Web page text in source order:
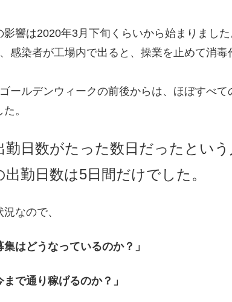
響は2020年3月下旬くらいから始まりました
感染者が工場内で出ると、操業を止めて消
ールデンウィークの前後からは、ほぼすべ
。
勤日数がたった数日だったという
勤日数は5日間だけでした。
なので、
集はどうなっているのか？」
まで通り稼げるのか？」